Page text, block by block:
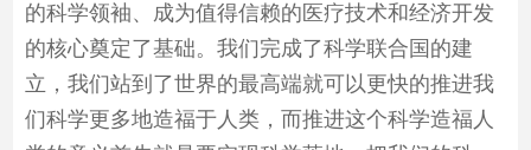
的科学领袖、成为值得信赖的医疗技术和经济开发
的核心奠定了基础。我们完成了科学联合国的建
立，我们站到了世界的最高端就可以更快的推进我
们科学更多地造福于人类，而推进这个科学造福人